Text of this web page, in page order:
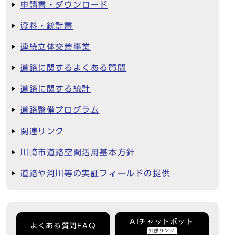
申請書・ダウンロード
資料・統計書
連続立体交差事業
道路に関するよくある質問
道路に関する統計
道路整備プログラム
関連リンク
川崎市道路空間活用基本方針
道路や河川等の実証フィールドの提供
よくある質問FAQ
AIチャットボット
外部リンク